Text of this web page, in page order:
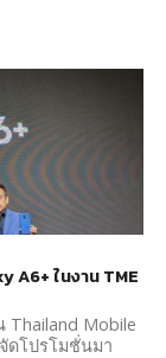
A6+ ในงาน TME
Thailand Mobile
ดโปรโมชั่นมา